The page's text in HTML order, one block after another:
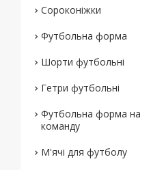
Сороконіжки
Футбольна форма
Шорти футбольні
Гетри футбольні
Футбольна форма на
команду
М'ячі для футболу